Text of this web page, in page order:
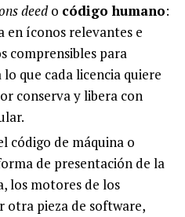
deedo código humano:
en íconos relevantes e
comprensibles para
que cada licencia quiere
conserva y libera con
código de máquina o
de presentación de la
los motores de los
otra pieza de software,